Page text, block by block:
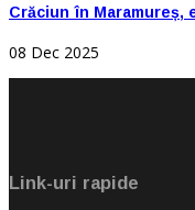
Crăciun în
08 Dec 2025
Link-uri rapide